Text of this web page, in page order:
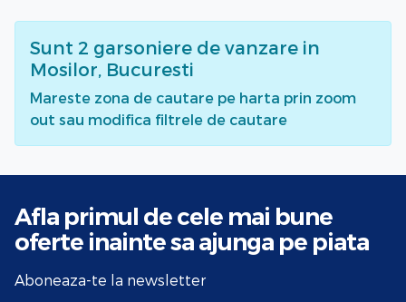
Sunt 2 garsoniere de vanzare in
Mosilor, Bucuresti
Mareste zona de cautare pe harta prin zoom
out sau modifica filtrele de cautare
Afla primul de cele mai bune
oferte inainte sa ajunga pe piata
Aboneaza-te la newsletter